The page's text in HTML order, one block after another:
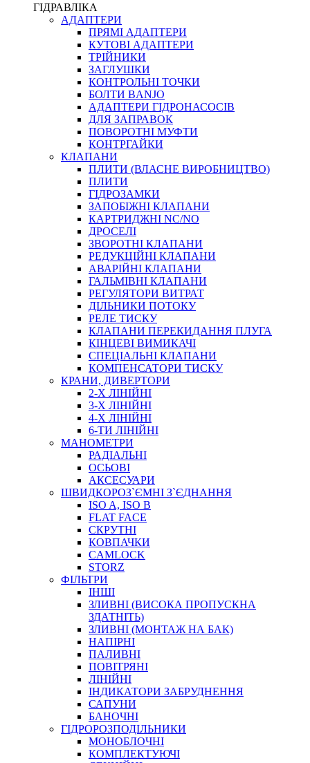
ФІТИНГИ ДІАГНОСТИЧНІ
АКСЕСУАРИ
ТРУБКИ ТА КОМПЛЕКТУЮЧІ
ФІТИНГИ ГІДРАВЛІЧНІ
ФІТИНГИ КОНДИЦІОНЕРНІ
ЗАХИСТ РУКАВІВ
ФІТИНГИ KARCHER
ФІТИНГИ НА ПІДЙОМ КАБІНИ
КОНЕКТОРИ
ХОМУТИ
ЧЕРВ`ЯЧНІ
ПРУЖИННІ
НЕЙЛОНОВІ
ПРОРЕЗИНЕНІ
АВТОТОВАРИ
АВТОХІМІЯ
ДОМКРАТИ
НАБОРИ ЗАПОБІЖНИКІВ, КЛЕМ, АКСЕСУАРІВ
НАСОСИ, КОМПРЕСОРИ, МАНОМЕТРИ
ПАСТА, АНТИСЕПТИК
ІНСТРУМЕНТ
САДОВИЙ ІНВЕНТАР
ЕЛЕКТРИЧНІ ПРИЛАДИ
ПАЛЬНИКИ, ПАЯЛЬНИКИ, ПАЯЛЬНІ ЛАМПИ
ІНСТРУМЕНТИ ДЛЯ ЕЛЕКТРИКА
ЕЛЕКТРОІНСТРУМЕНТИ
ЗАМКИ І КОМПЛЕКТУЮЧІ
ІНСТРУМЕНТИ ДЛЯ ЗВАРЮВАННЯ, АКСЕСУАРИ
ГІДРАВЛІКА
АДАПТЕРИ
ПРЯМІ АДАПТЕРИ
КУТОВІ АДАПТЕРИ
ТРІЙНИКИ
ЗАГЛУШКИ
КОНТРОЛЬНІ ТОЧКИ
БОЛТИ BANJO
АДАПТЕРИ ГІДРОНАСОСІВ
ДЛЯ ЗАПРАВОК
ПОВОРОТНІ МУФТИ
КОНТРГАЙКИ
КЛАПАНИ
ПЛИТИ (ВЛАСНЕ ВИРОБНИЦТВО)
ПЛИТИ
ГІДРОЗАМКИ
ЗАПОБІЖНІ КЛАПАНИ
КАРТРИДЖНІ NC/NO
ДРОСЕЛІ
ЗВОРОТНІ КЛАПАНИ
РЕДУКЦІЙНІ КЛАПАНИ
АВАРІЙНІ КЛАПАНИ
ГАЛЬМІВНІ КЛАПАНИ
РЕГУЛЯТОРИ ВИТРАТ
ДІЛЬНИКИ ПОТОКУ
РЕЛЕ ТИСКУ
КЛАПАНИ ПЕРЕКИДАННЯ ПЛУГА
КІНЦЕВІ ВИМИКАЧІ
СПЕЦІАЛЬНІ КЛАПАНИ
КОМПЕНСАТОРИ ТИСКУ
КРАНИ, ДИВЕРТОРИ
2-Х ЛІНІЙНІ
3-Х ЛІНІЙНІ
4-Х ЛІНІЙНІ
6-ТИ ЛІНІЙНІ
МАНОМЕТРИ
РАДІАЛЬНІ
ОСЬОВІ
АКСЕСУАРИ
ШВИДКОРОЗ`ЄМНІ З`ЄДНАННЯ
ISO A, ISO B
FLAT FACE
СКРУТНІ
КОВПАЧКИ
CAMLOCK
STORZ
ФІЛЬТРИ
ІНШІ
ЗЛИВНІ (ВИСОКА ПРОПУСКНА
ЗДАТНІТЬ)
ЗЛИВНІ (МОНТАЖ НА БАК)
НАПІРНІ
ПАЛИВНІ
ПОВІТРЯНІ
ЛІНІЙНІ
ІНДИКАТОРИ ЗАБРУДНЕННЯ
САПУНИ
БАНОЧНІ
ГІДРОРОЗПОДІЛЬНИКИ
МОНОБЛОЧНІ
КОМПЛЕКТУЮЧІ